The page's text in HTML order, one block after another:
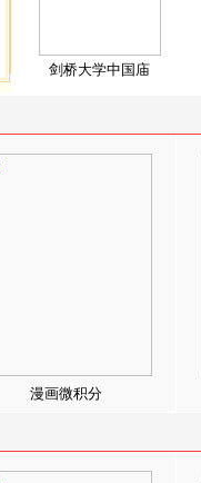
剑桥大学中国庙
漫画微积分